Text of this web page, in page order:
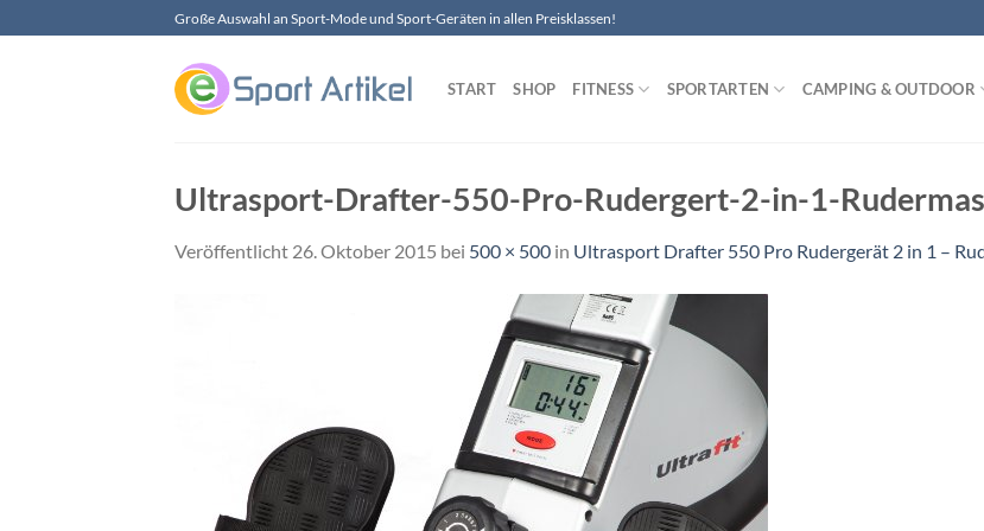
Inhalt
Große Auswahl an Sport-Mode und Sport-Geräten in allen Preisklassen!
START SHOP FITNESS SPORTARTEN CAMPING & OUTDOOR
Ultrasport-Drafter-550-Pro-Rudergert-2-in-1-
Veröffentlicht 26. Oktober 2015 bei 500 × 500 in Ultrasport Drafter 550 Pro Rudergerät 2 in 1 –